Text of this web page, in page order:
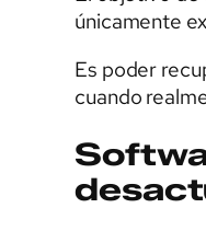
únicamente
Es poder
cuando